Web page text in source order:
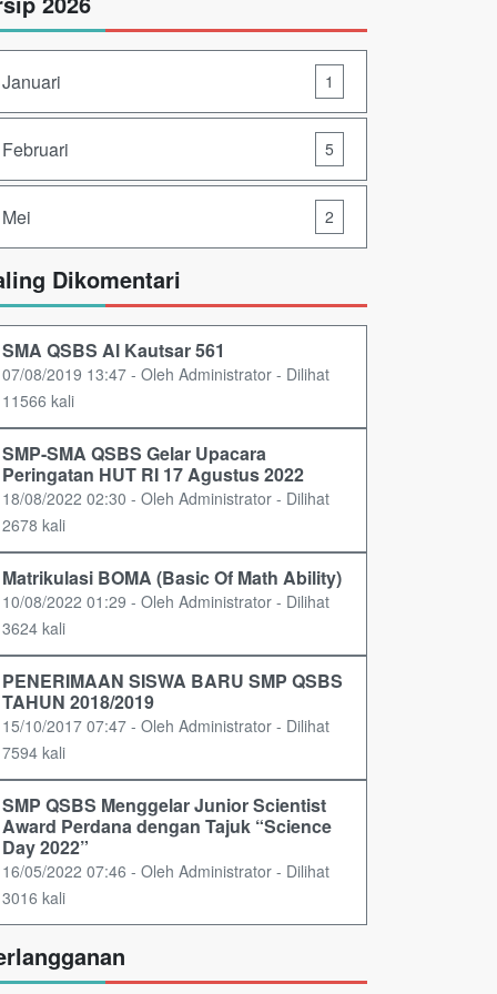
Januari 1
Februari 5
Mei 2
Dikomentari
SMA QSBS Al Kautsar 561
07/08/2019 13:47 - Oleh Administrator - Dilihat
11566 kali
SMP-SMA QSBS Gelar Upacara
Peringatan HUT RI 17 Agustus 2022
18/08/2022 02:30 - Oleh Administrator - Dilihat
2678 kali
Matrikulasi BOMA (Basic Of Math Ability)
10/08/2022 01:29 - Oleh Administrator - Dilihat
3624 kali
PENERIMAAN SISWA BARU SMP QSBS
TAHUN 2018/2019
15/10/2017 07:47 - Oleh Administrator - Dilihat
7594 kali
SMP QSBS Menggelar Junior Scientist
Award Perdana dengan Tajuk “Science
Day 2022”
16/05/2022 07:46 - Oleh Administrator - Dilihat
3016 kali